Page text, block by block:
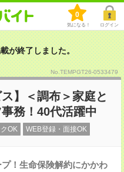
0
気になる！ ログイン
が終了しました。
No.TEMPGT26-0533479
】＜調布＞家庭と
務！40代活躍中
OK WEB登録・面接OK
プ！生命保険解約にかかわ